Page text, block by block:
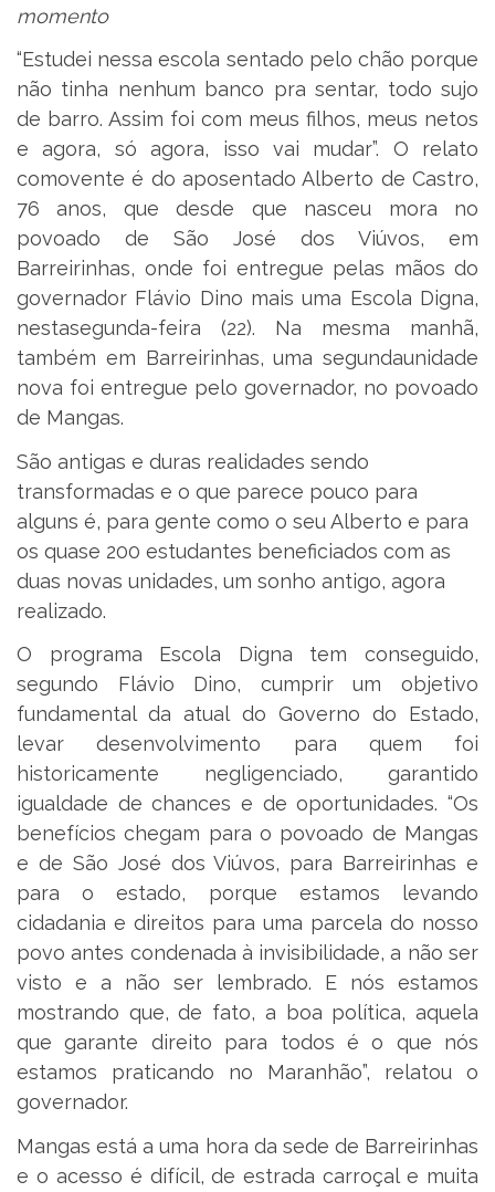
momento
“Estudei nessa escola sentado pelo chão porque
não tinha nenhum banco pra sentar, todo sujo
de barro. Assim foi com meus filhos, meus netos
e agora, só agora, isso vai mudar”. O relato
comovente é do aposentado Alberto de Castro,
76 anos, que desde que nasceu mora no
povoado de São José dos Viúvos, em
Barreirinhas, onde foi entregue pelas mãos do
governador Flávio Dino mais uma Escola Digna,
nestasegunda-feira (22). Na mesma manhã,
também em Barreirinhas, uma segundaunidade
nova foi entregue pelo governador, no povoado
de Mangas.
São antigas e duras realidades sendo
transformadas e o que parece pouco para
alguns é, para gente como o seu Alberto e para
os quase 200 estudantes beneficiados com as
duas novas unidades, um sonho antigo, agora
realizado.
O programa Escola Digna tem conseguido,
segundo Flávio Dino, cumprir um objetivo
fundamental da atual do Governo do Estado,
levar desenvolvimento para quem foi
historicamente negligenciado, garantido
igualdade de chances e de oportunidades. “Os
benefícios chegam para o povoado de Mangas
e de São José dos Viúvos, para Barreirinhas e
para o estado, porque estamos levando
cidadania e direitos para uma parcela do nosso
povo antes condenada à invisibilidade, a não ser
visto e a não ser lembrado. E nós estamos
mostrando que, de fato, a boa política, aquela
que garante direito para todos é o que nós
estamos praticando no Maranhão”, relatou o
governador.
Mangas está a uma hora da sede de Barreirinhas
e o acesso é difícil, de estrada carroçal e muita